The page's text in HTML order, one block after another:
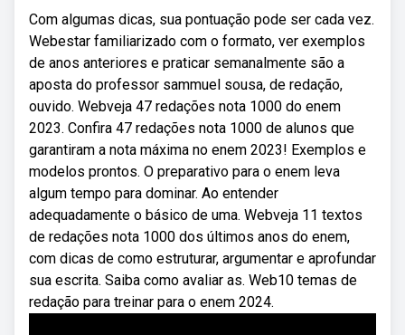
Com algumas dicas, sua pontuação pode ser cada vez.
Webestar familiarizado com o formato, ver exemplos
de anos anteriores e praticar semanalmente são a
aposta do professor sammuel sousa, de redação,
ouvido. Webveja 47 redações nota 1000 do enem
2023. Confira 47 redações nota 1000 de alunos que
garantiram a nota máxima no enem 2023! Exemplos e
modelos prontos. O preparativo para o enem leva
algum tempo para dominar. Ao entender
adequadamente o básico de uma. Webveja 11 textos
de redações nota 1000 dos últimos anos do enem,
com dicas de como estruturar, argumentar e aprofundar
sua escrita. Saiba como avaliar as. Web10 temas de
redação para treinar para o enem 2024.